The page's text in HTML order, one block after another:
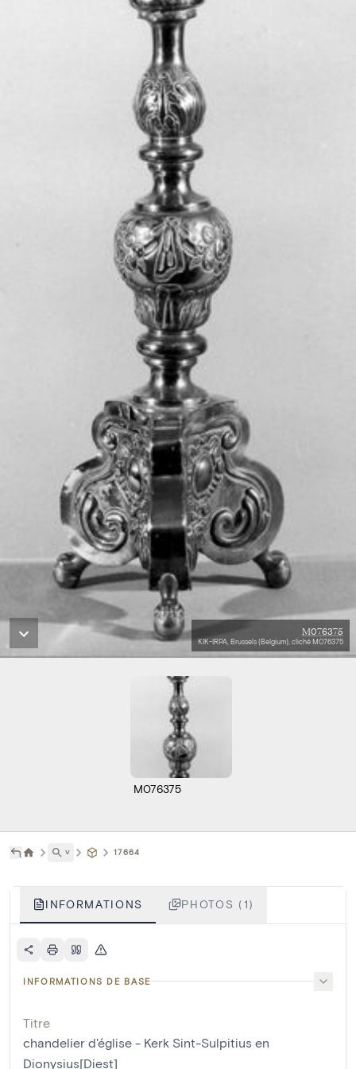
M076375
KIK-IRPA, Brussels (Belgium), cliché M076375
M076375
˅ 17664
INFORMATIONS PHOTOS (1)
INFORMATIONS DE BASE
Titre
chandelier d'église - Kerk Sint-Sulpitius en
Dionysius[Diest]